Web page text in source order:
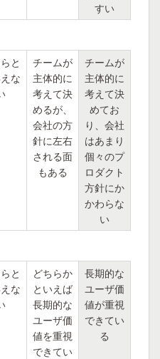
すい
と
な
チームが
主体的に
考えて決
めるが、
会社の方
針に左右
される面
もある
チームが
主体的に
考えて決
めてお
り、会社
はあまり
個々のプ
ロダクト
方針にか
かわらな
い
と
な
どちらか
といえば
長期的な
ユーザ価
値を重視
できてい
長期的な
ユーザ価
値が重視
できてい
る